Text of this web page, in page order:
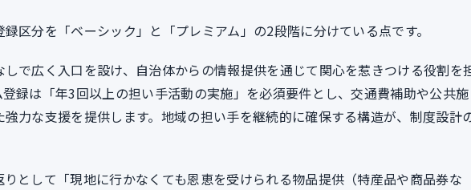
区分を「ベーシック」と「プレミアム」の2段階に分けている点です。
で広く入口を設け、自治体からの情報提供を通じて関心を惹きつける役割を
録は「年3回以上の担い手活動の実施」を必須要件とし、交通費補助や公共施
力な支援を提供します。地域の担い手を継続的に確保する構造が、制度設計
として「現地に行かなくても恩恵を受けられる物品提供（特産品や商品券な